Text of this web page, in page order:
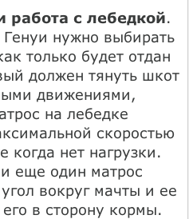
с лебедкой.
нужно выбирать
только будет отдан
должен тянуть шкот
движениями,
на лебедке
скоростью
когда нет нагрузки.
еще один матрос
вокруг мачты и ее
в сторону кормы.